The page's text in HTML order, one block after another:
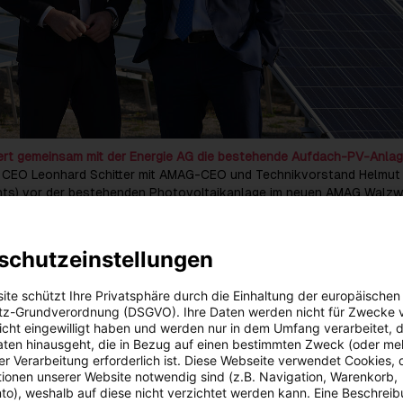
gemeinsam mit der Energie AG die bestehende Aufdach-PV-
Leonhard Schitter mit AMAG-CEO und Technikvorstand Helmut
vor der bestehenden Photovoltaikanlage im neuen AMAG
setzt ihre Offensive bei Sonnenstrom konsequent
PV-Contracting-Anlagen auf sechs Hallen beim AMAG-
wurde die bestehende Aufdach-PV-Anlage auf eine
nahezu verdoppelt. Mit den Bauarbeiten wurde im Juli
konnte die Inbetriebnahme erfolgen. Damit ist sie österreichweit
PV-Anlage.
schützt Ihre Privatsphäre durch die Einhaltung der europäischen
Grundverordnung (DSGVO). Ihre Daten werden nicht für Zwecke
eingewilligt haben und werden nur in dem Umfang verarbeitet,
hinausgeht, die in Bezug auf einen bestimmten Zweck (oder
Verarbeitung erforderlich ist. Diese Webseite verwendet Cookies,
unserer Website notwendig sind (z.B. Navigation, Warenkorb,
weshalb auf diese nicht verzichtet werden kann. Eine